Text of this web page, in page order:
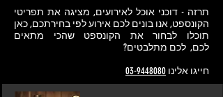
תרזה - דוכני אוכל לאירועים, מציגה את תפריטי
הקונספט, אנו בונים לכם אירוע לפי בחירתכם, כאן
תוכלו לבחור את הקונספט שהכי מתאים
לכם, לכם מתלבטים?
חייגו אלינו 03-9448080